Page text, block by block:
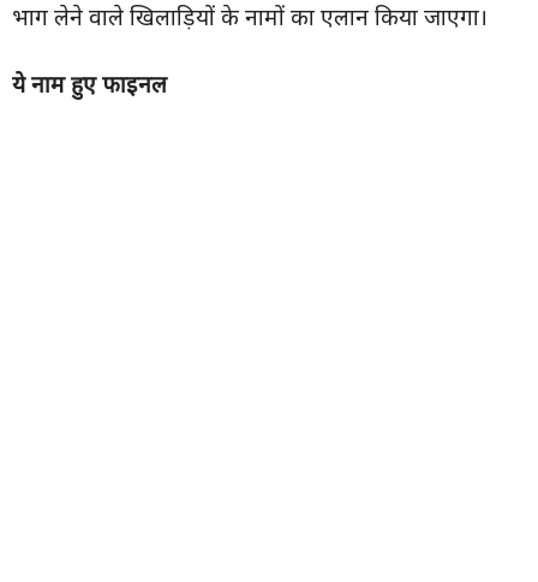
भाग लेने वाले खिलाड़ियों के नामों का एलान किया जाएगा।
ये नाम हुए फाइनल